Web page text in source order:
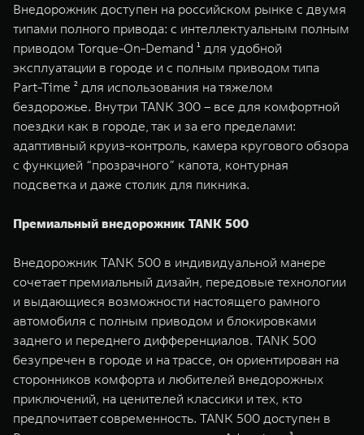
Внедорожник доступен на российском рынке c двумя
типами полного привода: с интеллектуальным полным
приводом Torque-On-Demand ¹ для удобной
эксплуатации в городе и с полным приводом типа
Part-Time ² для использования на тяжелом
бездорожье. Внутри TANK 300 – все для комфортной
поездки как в городе, так и за его пределами:
адаптивный круиз-контроль, камера кругового обзора
с функцией “прозрачного” капота, контурная
подсветка и даже столик для пикника.
Премиальный внедорожник TANK 500
Внедорожник TANK 500 в индивидуальной манере
сочетает премиальный дизайн, передовые технологии
и выдающиеся возможности настоящего рамного
автомобиля с полным приводом и блокировками
заднего и переднего дифференциалов. TANK 500
безупречен в городе и на трассе, он ориентирован на
сторонников комфорта и любителей внедорожных
приключений, на ценителей классики и тех, кто
предпочитает современность. TANK 500 доступен в